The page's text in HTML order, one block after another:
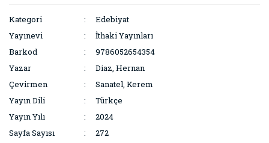
Kategori
Edebiyat
Yayınevi
İthaki Yayınları
Barkod
9786052654354
Yazar
Diaz, Hernan
Çevirmen
Sanatel, Kerem
Yayın Dili
Türkçe
Yayın Yılı
2024
Sayfa Sayısı
272